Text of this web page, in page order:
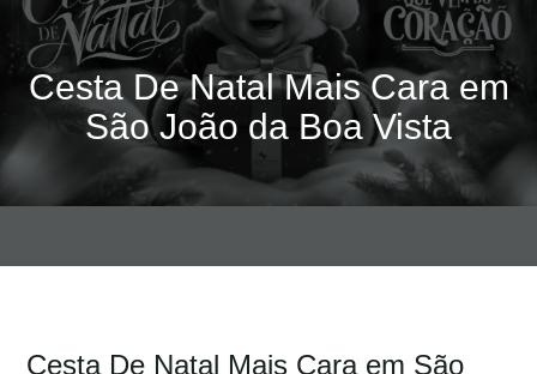
Cesta De Natal Mais Cara em
São João da Boa Vista
Cesta De Natal Mais Cara em São